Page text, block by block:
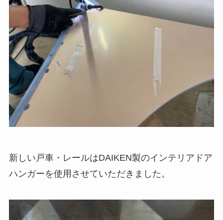
新しい戸車・レールはDAIKEN製のインテリアドア
ハンガーを使用させていただきました。